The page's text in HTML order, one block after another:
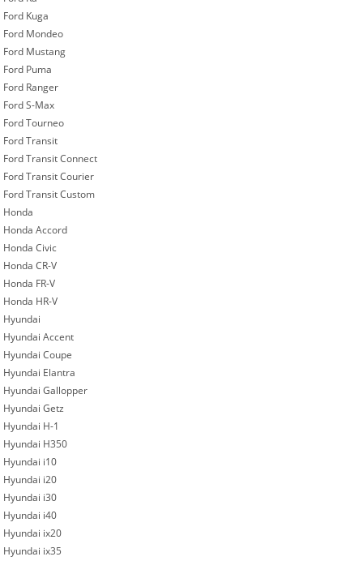
Ford Kuga
Ford Mondeo
Ford Mustang
Ford Puma
Ford Ranger
Ford S-Max
Ford Tourneo
Ford Transit
Ford Transit Connect
Ford Transit Courier
Ford Transit Custom
Honda
Honda Accord
Honda Civic
Honda CR-V
Honda FR-V
Honda HR-V
Hyundai
Hyundai Accent
Hyundai Coupe
Hyundai Elantra
Hyundai Gallopper
Hyundai Getz
Hyundai H-1
Hyundai H350
Hyundai i10
Hyundai i20
Hyundai i30
Hyundai i40
Hyundai ix20
Hyundai ix35